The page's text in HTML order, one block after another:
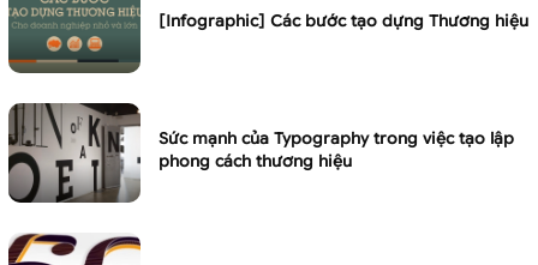
[Infographic] Các bước tạo dựng Thương hiệu
Sức mạnh của Typography trong việc tạo lập
phong cách thương hiệu